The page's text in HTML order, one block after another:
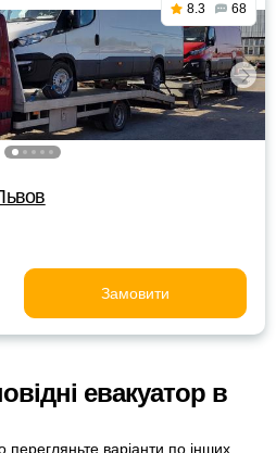
8.3 68
Замовити
евакуатор в
перегляньте варіанти по інших